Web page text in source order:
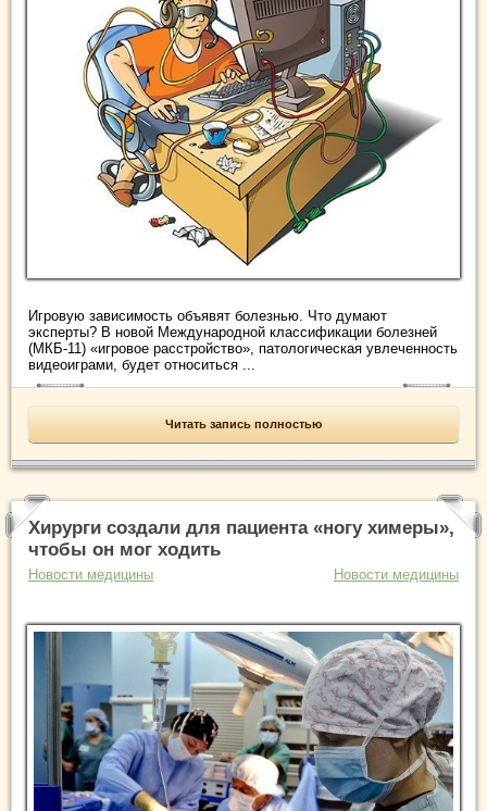
Игровую зависимость объявят болезнью. Что думают
эксперты? В новой Международной классификации болезней
(МКБ-11) «игровое расстройство», патологическая увлеченность
видеоиграми, будет относиться ...
Читать запись полностью
Хирурги создали для пациента «ногу химеры»,
чтобы он мог ходить
Новости медицины Новости медицины